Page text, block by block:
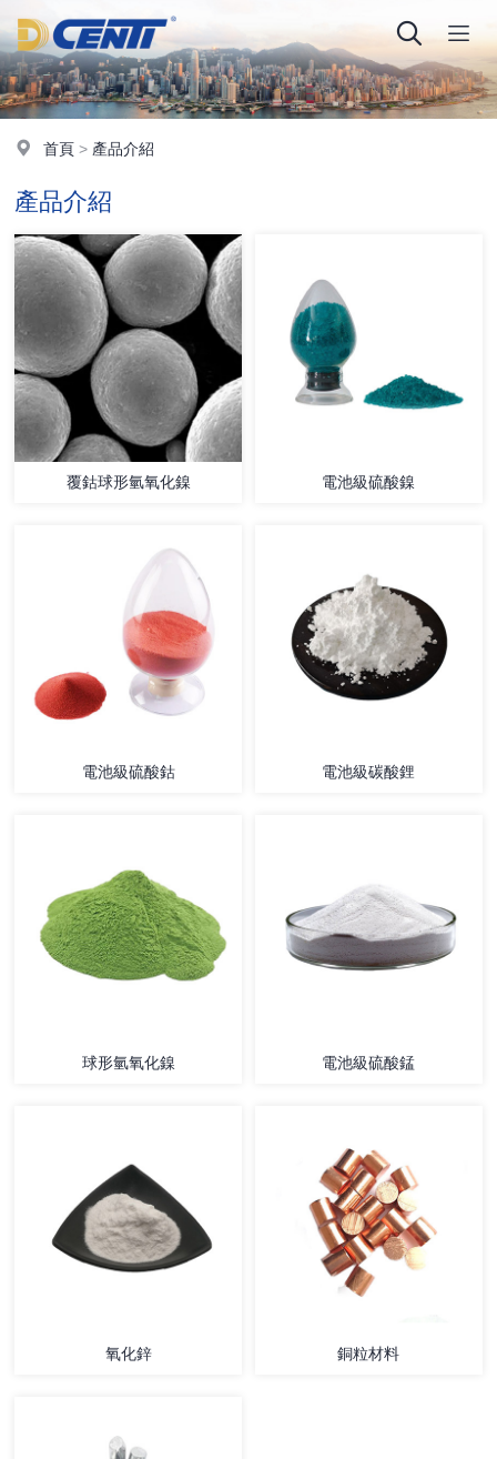
首頁 > 產品介紹
產品介紹
覆鈷球形氫氧化鎳 電池級硫酸鎳
電池級硫酸鈷 電池級碳酸鋰
球形氫氧化鎳 電池級硫酸錳
氧化鋅 銅粒材料